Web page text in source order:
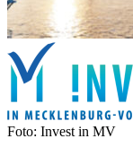
Foto: Invest in MV